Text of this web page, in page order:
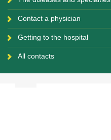
Contact a physician
Getting to the hospital
All contacts